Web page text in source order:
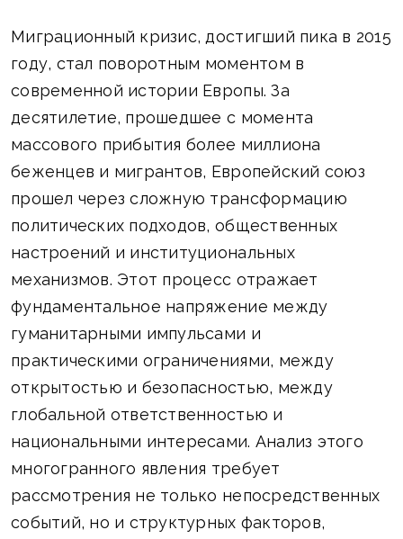
Миграционный кризис, достигший пика в 2015
году, стал поворотным моментом в
современной истории Европы. За
десятилетие, прошедшее с момента
массового прибытия более миллиона
беженцев и мигрантов, Европейский союз
прошел через сложную трансформацию
политических подходов, общественных
настроений и институциональных
механизмов. Этот процесс отражает
фундаментальное напряжение между
гуманитарными импульсами и
практическими ограничениями, между
открытостью и безопасностью, между
глобальной ответственностью и
национальными интересами. Анализ этого
многогранного явления требует
рассмотрения не только непосредственных
событий, но и структурных факторов,